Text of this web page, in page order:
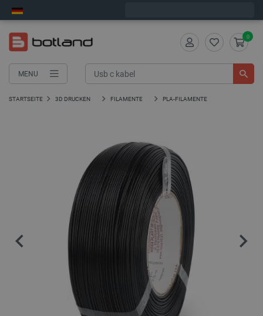
MENU
0
STARTSEITE 3D DRUCKEN FILAMENTE PLA-FILAMENTE